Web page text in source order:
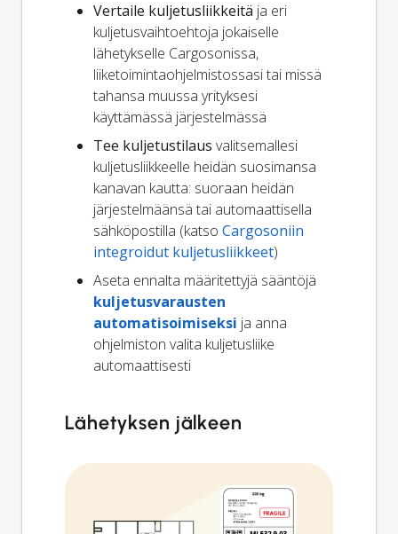
Vertaile kuljetusliikkeitä ja eri
kuljetusvaihtoehtoja jokaiselle
lähetykselle Cargosonissa,
liiketoimintaohjelmistossasi tai missä
tahansa muussa yrityksesi
käyttämässä järjestelmässä
Tee kuljetustilaus valitsemallesi
kuljetusliikkeelle heidän suosimansa
kanavan kautta: suoraan heidän
järjestelmäänsä tai automaattisella
sähköpostilla (katso Cargosoniin
integroidut kuljetusliikkeet)
Aseta ennalta määritettyjä sääntöjä
kuljetusvarausten
automatisoimiseksi ja anna
ohjelmiston valita kuljetusliike
automaattisesti
Lähetyksen jälkeen